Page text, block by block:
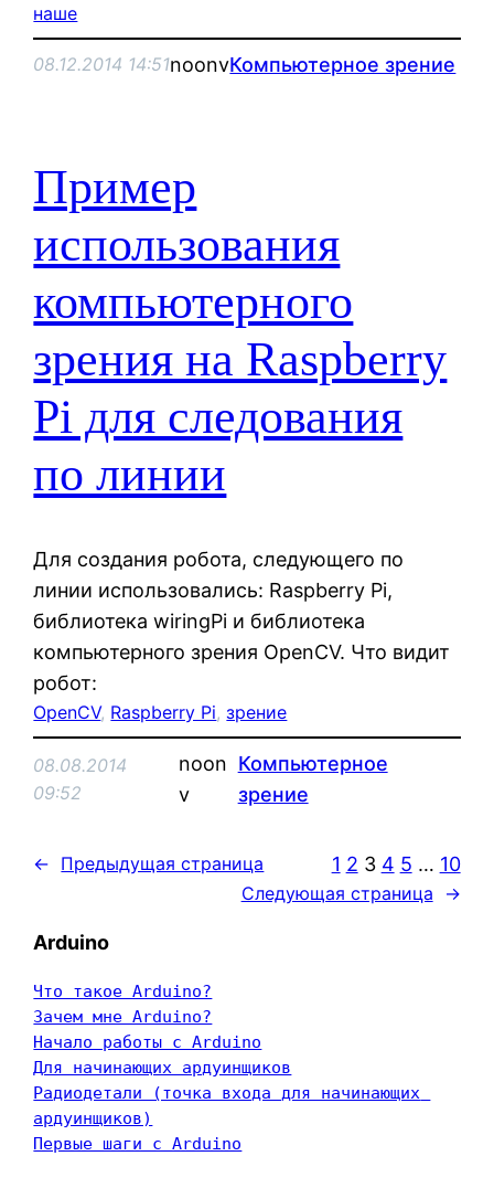
наше
08.12.2014 14:51noonvКомпьютерное зрение
Пример
использования
компьютерного
зрения на Raspberry
Pi для следования
по линии
Для создания робота, следующего по
линии использовались: Raspberry Pi,
библиотека wiringPi и библиотека
компьютерного зрения OpenCV. Что видит
робот:
OpenCV, Raspberry Pi, зрение
08.08.2014
09:52
noon
v
Компьютерное
зрение
← Предыдущая страница 1 2 3 4 5 … 10
Следующая страница →
Arduino
Что такое Arduino?
Зачем мне Arduino?
Начало работы с Arduino
Для начинающих ардуинщиков
Радиодетали (точка входа для начинающих
ардуинщиков)
Первые шаги с Arduino